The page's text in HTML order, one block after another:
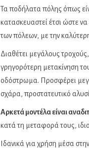
Τα ποδήλατα πόλης όπως
κατασκευαστεί έτσι ώστε
των πόλεων, με την
Διαθέτει μεγάλους
γρηγορότερη μετακίνηση
οδόστρωμα. Προσφέρει
σχάρα, προστατευτικό
Αρκετά μοντέλα είναι
κατά τη μεταφορά τους,
Ιδανικά για χρήση μέσα